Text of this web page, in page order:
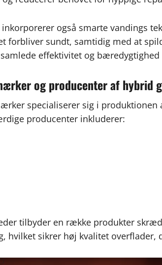
også smarte vandings
forbliver sundt, samtidig med at
effektivitet og
og producenter af hybrid
specialiserer sig i
producenter inkluderer:
tilbyder en række produkter
hvilket sikrer høj kvalitet overflader,